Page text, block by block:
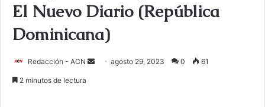
El Nuevo Diario (República
Dominicana)
Redacción - ACN agosto 29, 2023 0 61
2 minutos de lectura